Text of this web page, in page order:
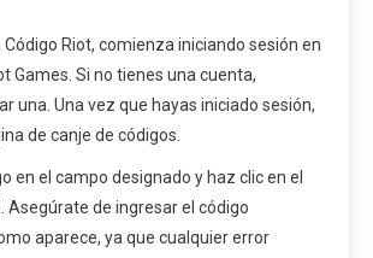
Código Riot, comienza iniciando sesión en
Games. Si no tienes una cuenta,
una. Una vez que hayas iniciado sesión,
de canje de códigos.
en el campo designado y haz clic en el
Asegúrate de ingresar el código
aparece, ya que cualquier error